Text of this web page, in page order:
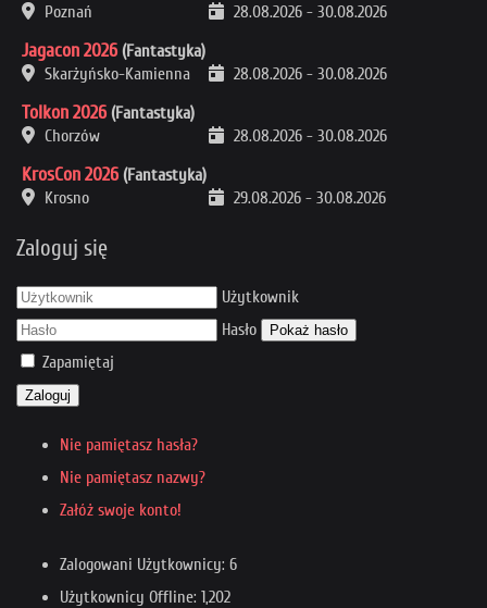
Poznań
28.08.2026 - 30.08.2026
Jagacon 2026 (Fantastyka)
Skarżyńsko-Kamienna
28.08.2026 - 30.08.2026
Tolkon 2026 (Fantastyka)
Chorzów
28.08.2026 - 30.08.2026
KrosCon 2026 (Fantastyka)
Krosno
29.08.2026 - 30.08.2026
Zaloguj się
Użytkownik
Hasło
Pokaż hasło
Zapamiętaj
Zaloguj
Nie pamiętasz hasła?
Nie pamiętasz nazwy?
Załóż swoje konto!
Zalogowani Użytkownicy: 6
Użytkownicy Offline: 1,202